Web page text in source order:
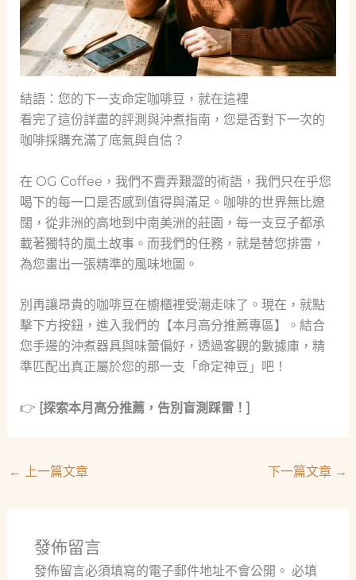
結語：您的下一支命定咖啡豆，就在這裡
看完了這份詳盡的評測與沖煮指南，您是否對下一次的
咖啡採購充滿了底氣與自信？
在 OG Coffee，我們不賣弄艱澀的術語，我們只在乎您
喝下的每一口是否感到值得與滿足。咖啡的世界無比遼
闊，從非洲的高地到中南美洲的莊園，每一支豆子都承
載著獨特的風土故事。而我們的任務，就是替您排雷，
為您畫出一張精準的風味地圖。
別再讓昂貴的咖啡豆在櫥櫃裡受潮走味了。現在，就點
擊下方按鈕，進入我們的【本月高分推薦專區】。結合
您手邊的沖煮器具與味蕾偏好，透過客觀的數據庫，精
準匹配出真正屬於您的那一支「命定神豆」吧！
👉 [探索本月高分推薦，告別盲測踩雷！]
← 上一篇文章 下一篇文章 →
發佈留言
發佈留言必須填寫的電子郵件地址不會公開。 必填